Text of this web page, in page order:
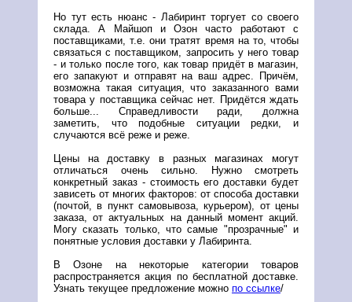
Но тут есть нюанс - Лабиринт торгует со своего
склада. А Майшоп и Озон часто работают с
поставщиками, т.е. они тратят время на то, чтобы
связаться с поставщиком, запросить у него товар
- и только после того, как товар придёт в магазин,
его запакуют и отправят на ваш адрес. Причём,
возможна такая ситуация, что заказанного вами
товара у поставщика сейчас нет. Придётся ждать
больше... Справедливости ради, должна
заметить, что подобные ситуации редки, и
случаются всё реже и реже.
Цены на доставку в разных магазинах могут
отличаться очень сильно. Нужно смотреть
конкретный заказ - стоимость его доставки будет
зависеть от многих факторов: от способа доставки
(почтой, в пункт самовывоза, курьером), от цены
заказа, от актуальных на данный момент акций.
Могу сказать только, что самые "прозрачные" и
понятные условия доставки у Лабиринта.
В Озоне на некоторые категории товаров
распространяется акция по бесплатной доставке.
Узнать текущее предложение можно по ссылке/